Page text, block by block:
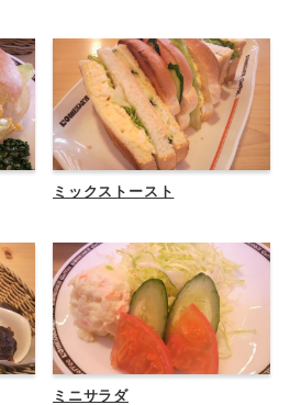
ミックストースト
ミニサラダ